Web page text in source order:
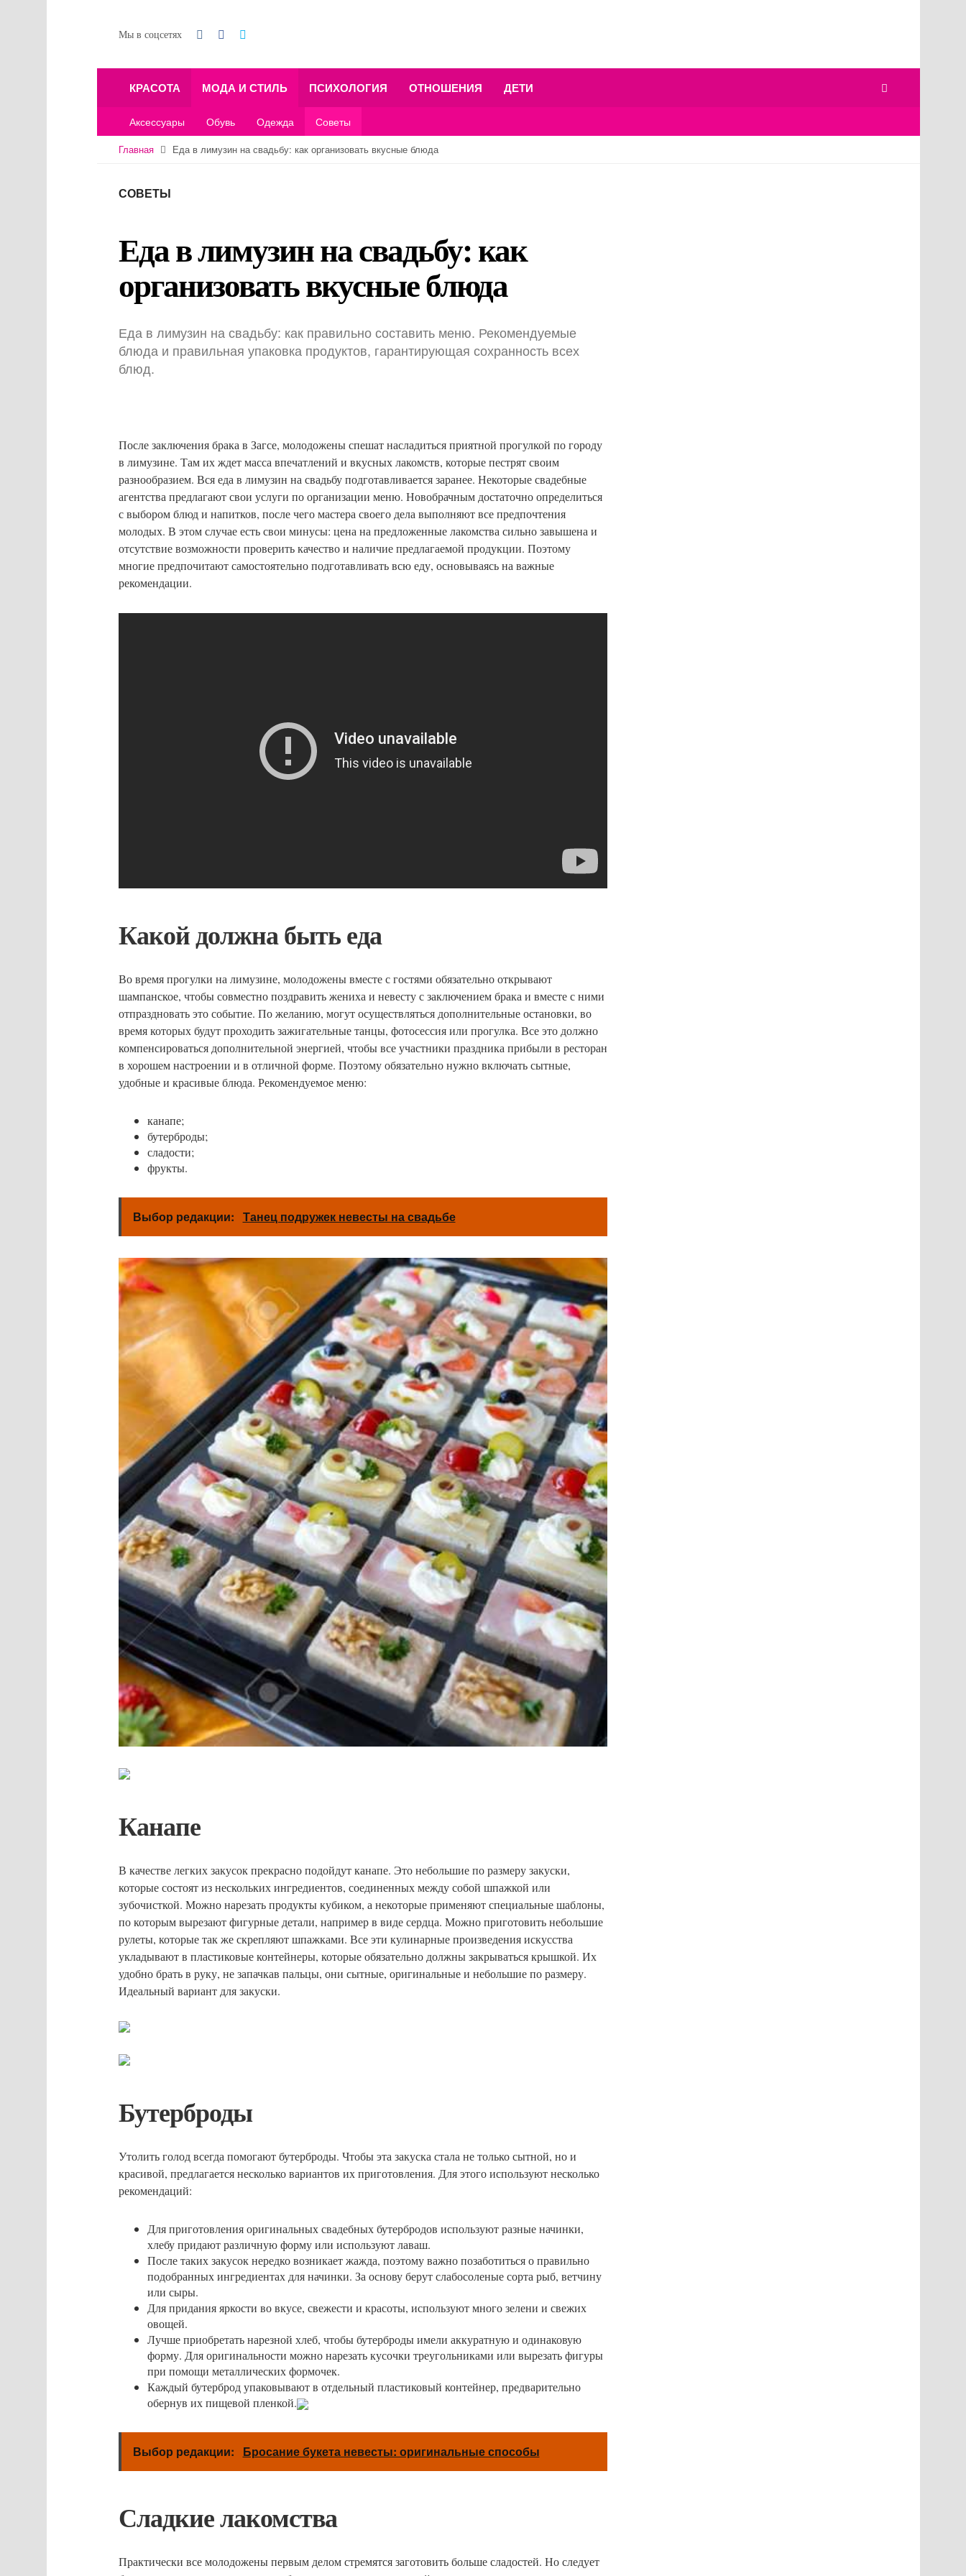
Мы в соцсетях
КРАСОТА МОДА И СТИЛЬ ПСИХОЛОГИЯ ОТНОШЕНИЯ ДЕТИ
Аксессуары Обувь Одежда Советы
Главная Еда в лимузин на свадьбу: как организовать вкусные блюда
СОВЕТЫ
Еда в лимузин на свадьбу: как
организовать вкусные блюда
Еда в лимузин на свадьбу: как правильно составить меню. Рекомендуемые
блюда и правильная упаковка продуктов, гарантирующая сохранность всех
блюд.
После заключения брака в Загсе, молодожены спешат насладиться приятной прогулкой по городу
в лимузине. Там их ждет масса впечатлений и вкусных лакомств, которые пестрят своим
разнообразием. Вся еда в лимузин на свадьбу подготавливается заранее. Некоторые свадебные
агентства предлагают свои услуги по организации меню. Новобрачным достаточно определиться
с выбором блюд и напитков, после чего мастера своего дела выполняют все предпочтения
молодых. В этом случае есть свои минусы: цена на предложенные лакомства сильно завышена и
отсутствие возможности проверить качество и наличие предлагаемой продукции. Поэтому
многие предпочитают самостоятельно подготавливать всю еду, основываясь на важные
рекомендации.
Какой должна быть еда
Во время прогулки на лимузине, молодожены вместе с гостями обязательно открывают
шампанское, чтобы совместно поздравить жениха и невесту с заключением брака и вместе с ними
отпраздновать это событие. По желанию, могут осуществляться дополнительные остановки, во
время которых будут проходить зажигательные танцы, фотосессия или прогулка. Все это должно
компенсироваться дополнительной энергией, чтобы все участники праздника прибыли в ресторан
в хорошем настроении и в отличной форме. Поэтому обязательно нужно включать сытные,
удобные и красивые блюда. Рекомендуемое меню:
канапе;
бутерброды;
сладости;
фрукты.
Выбор редакции: Танец подружек невесты на свадьбе
Канапе
В качестве легких закусок прекрасно подойдут канапе. Это небольшие по размеру закуски,
которые состоят из нескольких ингредиентов, соединенных между собой шпажкой или
зубочисткой. Можно нарезать продукты кубиком, а некоторые применяют специальные шаблоны,
по которым вырезают фигурные детали, например в виде сердца. Можно приготовить небольшие
рулеты, которые так же скрепляют шпажками. Все эти кулинарные произведения искусства
укладывают в пластиковые контейнеры, которые обязательно должны закрываться крышкой. Их
удобно брать в руку, не запачкав пальцы, они сытные, оригинальные и небольшие по размеру.
Идеальный вариант для закуски.
Бутерброды
Утолить голод всегда помогают бутерброды. Чтобы эта закуска стала не только сытной, но и
красивой, предлагается несколько вариантов их приготовления. Для этого используют несколько
рекомендаций:
Для приготовления оригинальных свадебных бутербродов используют разные начинки,
хлебу придают различную форму или используют лаваш.
После таких закусок нередко возникает жажда, поэтому важно позаботиться о правильно
подобранных ингредиентах для начинки. За основу берут слабосоленые сорта рыб, ветчину
или сыры.
Для придания яркости во вкусе, свежести и красоты, используют много зелени и свежих
овощей.
Лучше приобретать нарезной хлеб, чтобы бутерброды имели аккуратную и одинаковую
форму. Для оригинальности можно нарезать кусочки треугольниками или вырезать фигуры
при помощи металлических формочек.
Каждый бутерброд упаковывают в отдельный пластиковый контейнер, предварительно
обернув их пищевой пленкой.
Выбор редакции: Бросание букета невесты: оригинальные способы
Сладкие лакомства
Практически все молодожены первым делом стремятся заготовить больше сладостей. Но следует